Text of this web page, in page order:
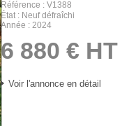
Référence
V1388
État
Neuf défraîchi
Année
2024
6 880 € HT
Voir l'annonce en détail